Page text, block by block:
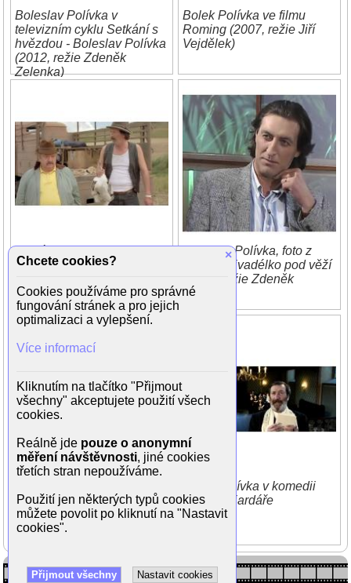
Boleslav Polívka v
televizním cyklu Setkání s
hvězdou - Boleslav Polívka
(2012, režie Zdeněk
Zelenka)
Bolek Polívka ve filmu
Roming (2007, režie Jiří
Vejdělek)
Marián Labuda a Bolek
Polívka ve filmu Roming
Boleslav Polívka, foto z
pořadu Divadélko pod věží
(1994, režie Zdeněk
Havlíček)
tou nocí nevidím ani
jedinou hvězdu (2004,
režie Dagmar Knöpfel)
Bolek Polívka v komedii
Ulovit Miliardáře
×
Chcete cookies?
Cookies používáme pro správné
fungování stránek a pro jejich
optimalizaci a vylepšení.
Více informací
Kliknutím na tlačítko "Přijmout
všechny" akceptujete použití všech
cookies.
Reálně jde pouze o anonymní
měření návštěvnosti, jiné cookies
třetích stran nepoužíváme.
Použití jen některých typů cookies
můžete povolit po kliknutí na "Nastavit
cookies".
Přijmout všechny Nastavit cookies